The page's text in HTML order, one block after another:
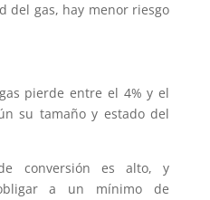
del gas, hay menor riesgo
pierde entre el 4% y el
su tamaño y estado del
conversión es alto, y
a un mínimo de